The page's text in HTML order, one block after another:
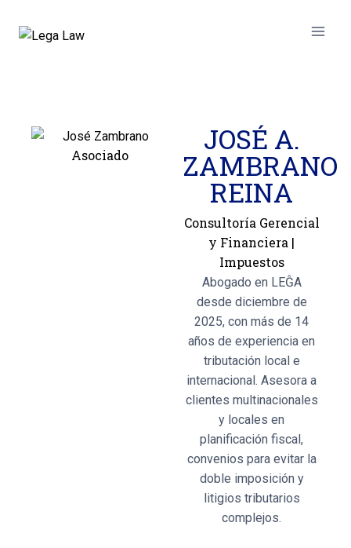
Asociado JOSÉ A.
ZAMBRANO
REINA
Consultoría Gerencial
y Financiera |
Impuestos
Abogado en LEĜA
desde diciembre de
2025, con más de 14
años de experiencia en
tributación local e
internacional. Asesora a
clientes multinacionales
y locales en
planificación fiscal,
convenios para evitar la
doble imposición y
litigios tributarios
complejos.